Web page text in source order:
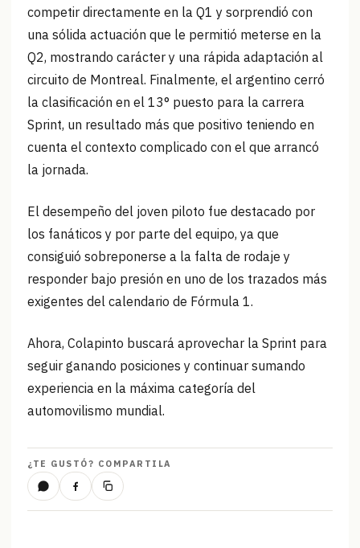
competir directamente en la Q1 y sorprendió con
una sólida actuación que le permitió meterse en la
Q2, mostrando carácter y una rápida adaptación al
circuito de Montreal. Finalmente, el argentino cerró
la clasificación en el 13° puesto para la carrera
Sprint, un resultado más que positivo teniendo en
cuenta el contexto complicado con el que arrancó
la jornada.
El desempeño del joven piloto fue destacado por
los fanáticos y por parte del equipo, ya que
consiguió sobreponerse a la falta de rodaje y
responder bajo presión en uno de los trazados más
exigentes del calendario de Fórmula 1.
Ahora, Colapinto buscará aprovechar la Sprint para
seguir ganando posiciones y continuar sumando
experiencia en la máxima categoría del
automovilismo mundial.
¿TE GUSTÓ? COMPARTILA